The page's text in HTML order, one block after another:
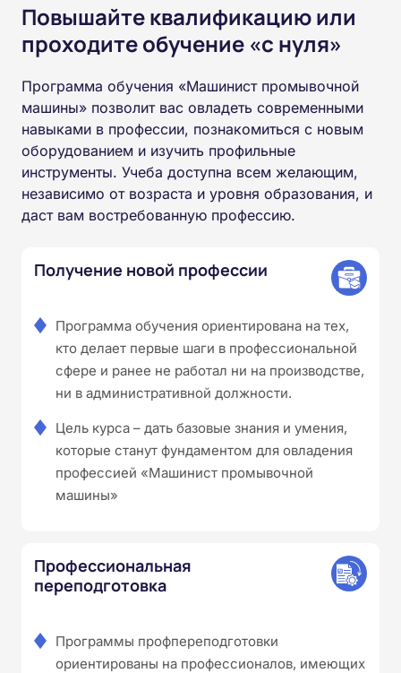
Повышайте квалификацию или
проходите обучение «с нуля»
Программа обучения «Машинист промывочной
машины» позволит вас овладеть современными
навыками в профессии, познакомиться с новым
оборудованием и изучить профильные
инструменты. Учеба доступна всем желающим,
независимо от возраста и уровня образования, и
даст вам востребованную профессию.
Получение новой профессии
Программа обучения ориентирована на тех,
кто делает первые шаги в профессиональной
сфере и ранее не работал ни на производстве,
ни в административной должности.
Цель курса – дать базовые знания и умения,
которые станут фундаментом для овладения
профессией «Машинист промывочной
машины»
Профессиональная
переподготовка
Программы профпереподготовки
ориентированы на профессионалов, имеющих